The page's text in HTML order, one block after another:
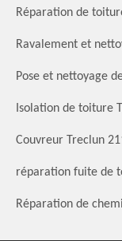
Réparation de
Ravalement et
Pose et nettoyage
Isolation de toiture
Couvreur Treclun
réparation fuite de
Réparation de